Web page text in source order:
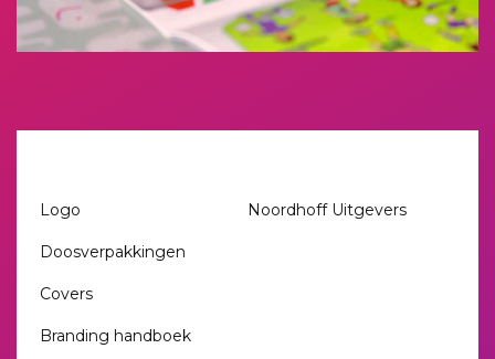
Logo
Doosverpakkingen
Covers
Branding handboek
Noordhoff Uitgevers